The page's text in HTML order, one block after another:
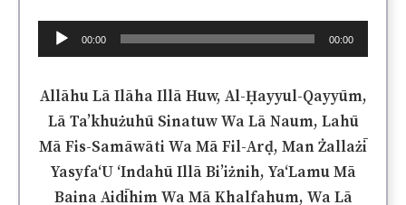
Audio
Player
00:00 00:00
Allāhu Lā Ilāha Illā Huw, Al-Ḥayyul-Qayyūm,
Lā Ta’khużuhū Sinatuw Wa Lā Naum, Lahū
Mā Fis-Samāwāti Wa Mā Fil-Arḍ, Man Żallażī
Yasyfa‘U ‘Indahū Illā Bi’iżnih, Ya‘Lamu Mā
Baina Aidīhim Wa Mā Khalfahum, Wa Lā